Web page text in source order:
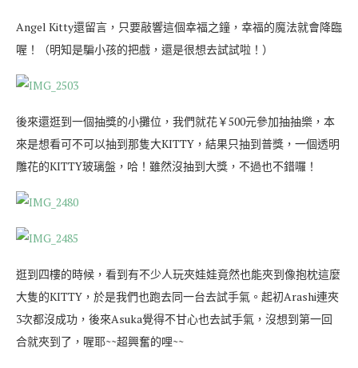
Angel Kitty還留言，只要敲響這個幸福之鐘，幸福的魔法就會降臨
喔！（明知是騙小孩的把戲，還是很想去試試啦！）
後來還逛到一個抽獎的小攤位，我們就花￥500元參加抽抽樂，本
來是想看可不可以抽到那隻大KITTY，結果只抽到普獎，一個透明
雕花的KITTY玻璃盤，哈！雖然沒抽到大獎，不過也不錯囉！
逛到四樓的時候，看到有不少人玩夾娃娃竟然也能夾到像抱枕這麼
大隻的KITTY，於是我們也跑去同一台去試手氣。起初Arashi連夾
3次都沒成功，後來Asuka覺得不甘心也去試手氣，沒想到第一回
合就夾到了，喔耶~~超興奮的哩~~